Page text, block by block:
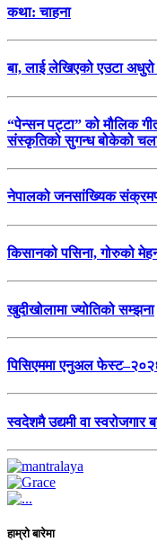
कथा: चाहना
बा, लाई लेखिएको एउटा
“पेन्सन पट्टा” को मौलिक
संस्कृतिको सुगन्ध बोकेको
नेपालको जनसांख्यिक
किसानको पसिना, गोरुको
खुदीखोलामा ज्योतिको सम्झना
पिसिएममा एनुअल
स्वदेशमै उद्यमी वा स्वरोजगार
हाम्रो बारेमा